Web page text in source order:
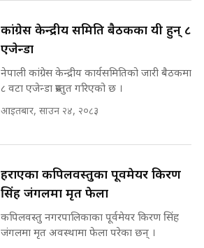
on the Same Page ||
सहकारी पीडितसँग मन्त्री प्रतिभा रावलले
भनिन्–साथ दिनुहोस्, दबाब होइन ||
Sidhakura || Pratibha Rawal
Waterfall of Rasuwa ||
SIDHAKURA ||
भूमिसुधार मन्त्रीलाई जोगाइदै ! ||
SIDHAKURA ||
७८ लाख घुस खाने मन्त्री ! जोगाउने
प्रधानमन्त्री ? || SIDHAKURA ||
मन्त्री र पूर्व मन्त्रीको ७८ लाख घुस डिलको
अडियो | FULL AUDIO |
SIDHAKURA |
कांग्रेस केन्द्रीय समिति बैठकका यी हुन् ८
एजेन्डा
नेपाली कांग्रेस केन्द्रीय कार्यसमितिको जारी बैठकमा
८ वटा एजेन्डा प्रस्तुत गरिएको छ ।
आइतबार, साउन २४, २०८३
हराएका कपिलवस्तुका पूर्वमेयर किरण
सिंह जंगलमा मृत फेला
कपिलवस्तु नगरपालिकाका पूर्वमेयर किरण सिंह
जंगलमा मृत अवस्थामा फेला परेका छन् ।